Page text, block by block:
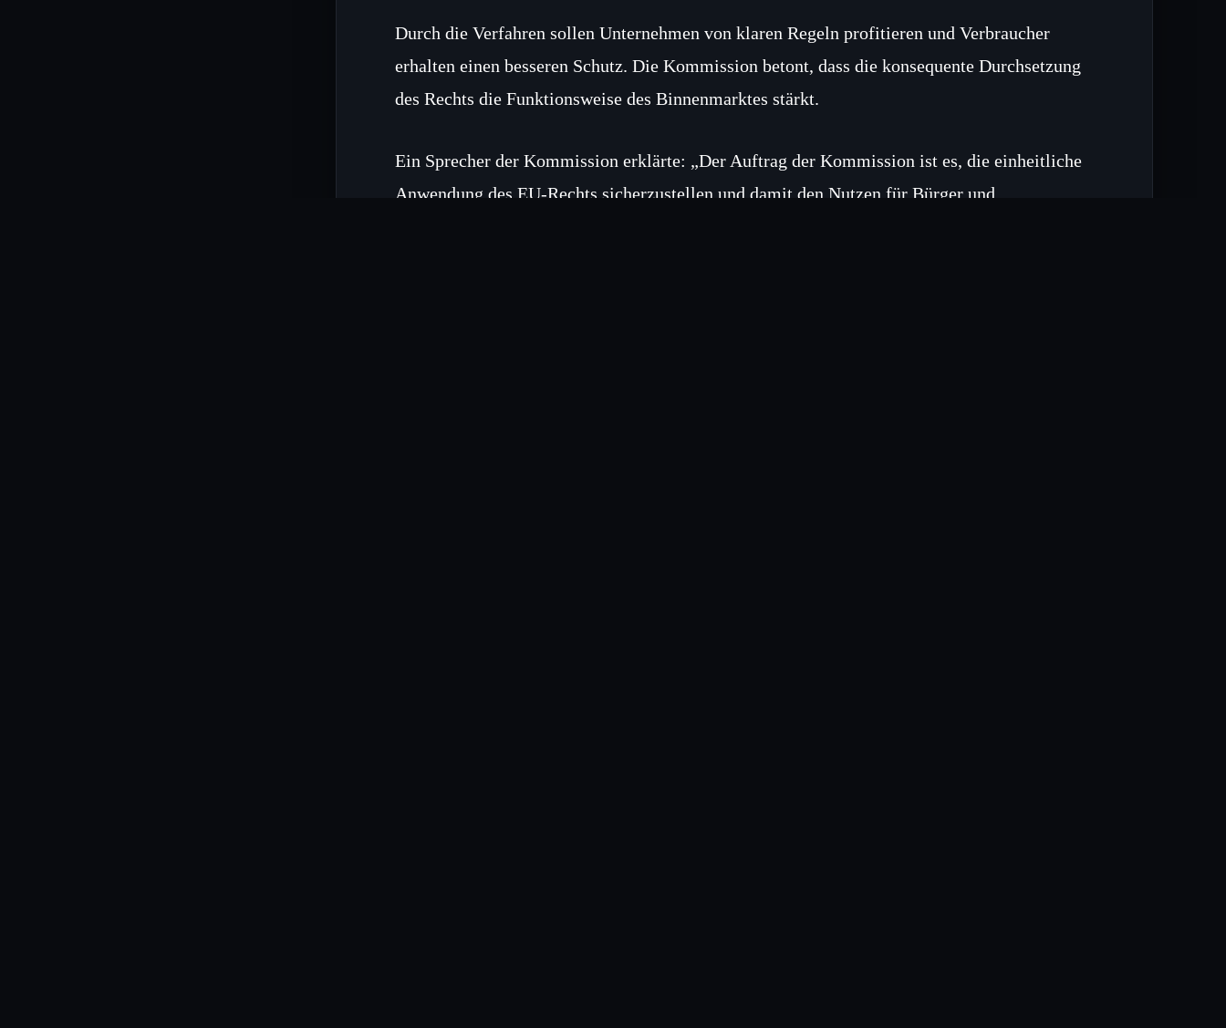
Durch die Verfahren sollen Unternehmen von klaren Regeln profitieren und Verbraucher
erhalten einen besseren Schutz. Die Kommission betont, dass die konsequente Durchsetzung
des Rechts die Funktionsweise des Binnenmarktes stärkt.
Ein Sprecher der Kommission erklärte: „Der Auftrag der Kommission ist es, die einheitliche
Anwendung des EU-Rechts sicherzustellen und damit den Nutzen für Bürger und